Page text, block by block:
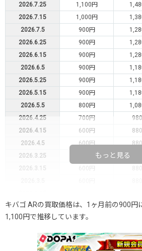
2026.7.25
1,100円
2026.7.15
1,000円
2026.7.5
900円
2026.6.25
900円
2026.6.15
900円
2026.6.5
900円
2026.5.25
900円
2026.5.15
900円
2026.5.5
800円
2026.4.25
700円
2026.4.15
600円
2026.4.5
600円
2026.3.25
2026.3.15
600円
2026.2.15
500円
2026.2.5
500円
2026.1.15
400円
もっと見る
キバゴ ARの買取価格は、1ヶ月前の900円
1,100円で推移しています。